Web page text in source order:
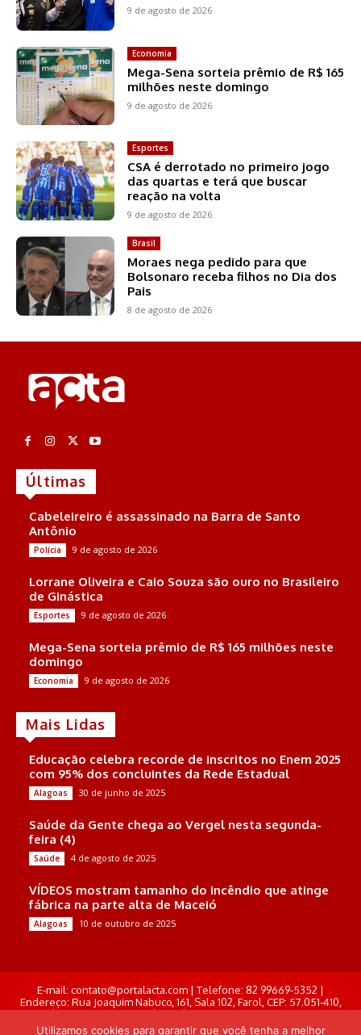
9 de agosto de 2026
Economia
Mega-Sena sorteia prêmio de R$ 165
milhões neste domingo
9 de agosto de 2026
Esportes
CSA é derrotado no primeiro jogo
das quartas e terá que buscar
reação na volta
9 de agosto de 2026
Brasil
Moraes nega pedido para que
Bolsonaro receba filhos no Dia dos
Pais
8 de agosto de 2026
Últimas
Cabeleireiro é assassinado na Barra de Santo
Antônio
Polícia 9 de agosto de 2026
Lorrane Oliveira e Caio Souza são ouro no Brasileiro
de Ginástica
Esportes 9 de agosto de 2026
Mega-Sena sorteia prêmio de R$ 165 milhões neste
domingo
Economia 9 de agosto de 2026
Mais Lidas
Educação celebra recorde de inscritos no Enem 2025
com 95% dos concluintes da Rede Estadual
Alagoas 30 de junho de 2025
Saúde da Gente chega ao Vergel nesta segunda-
feira (4)
Saúde 4 de agosto de 2025
VÍDEOS mostram tamanho do incêndio que atinge
fábrica na parte alta de Maceió
Alagoas 10 de outubro de 2025
E-mail: contato@portalacta.com | Telefone: 82 99669-5352 |
Endereço: Rua Joaquim Nabuco, 161, Sala 102, Farol, CEP: 57.051-410,
Maceió, Alagoas . Responsável Técnico: Derek Gustavo de Morais
Pereira
Utilizamos cookies para garantir que você tenha a melhor